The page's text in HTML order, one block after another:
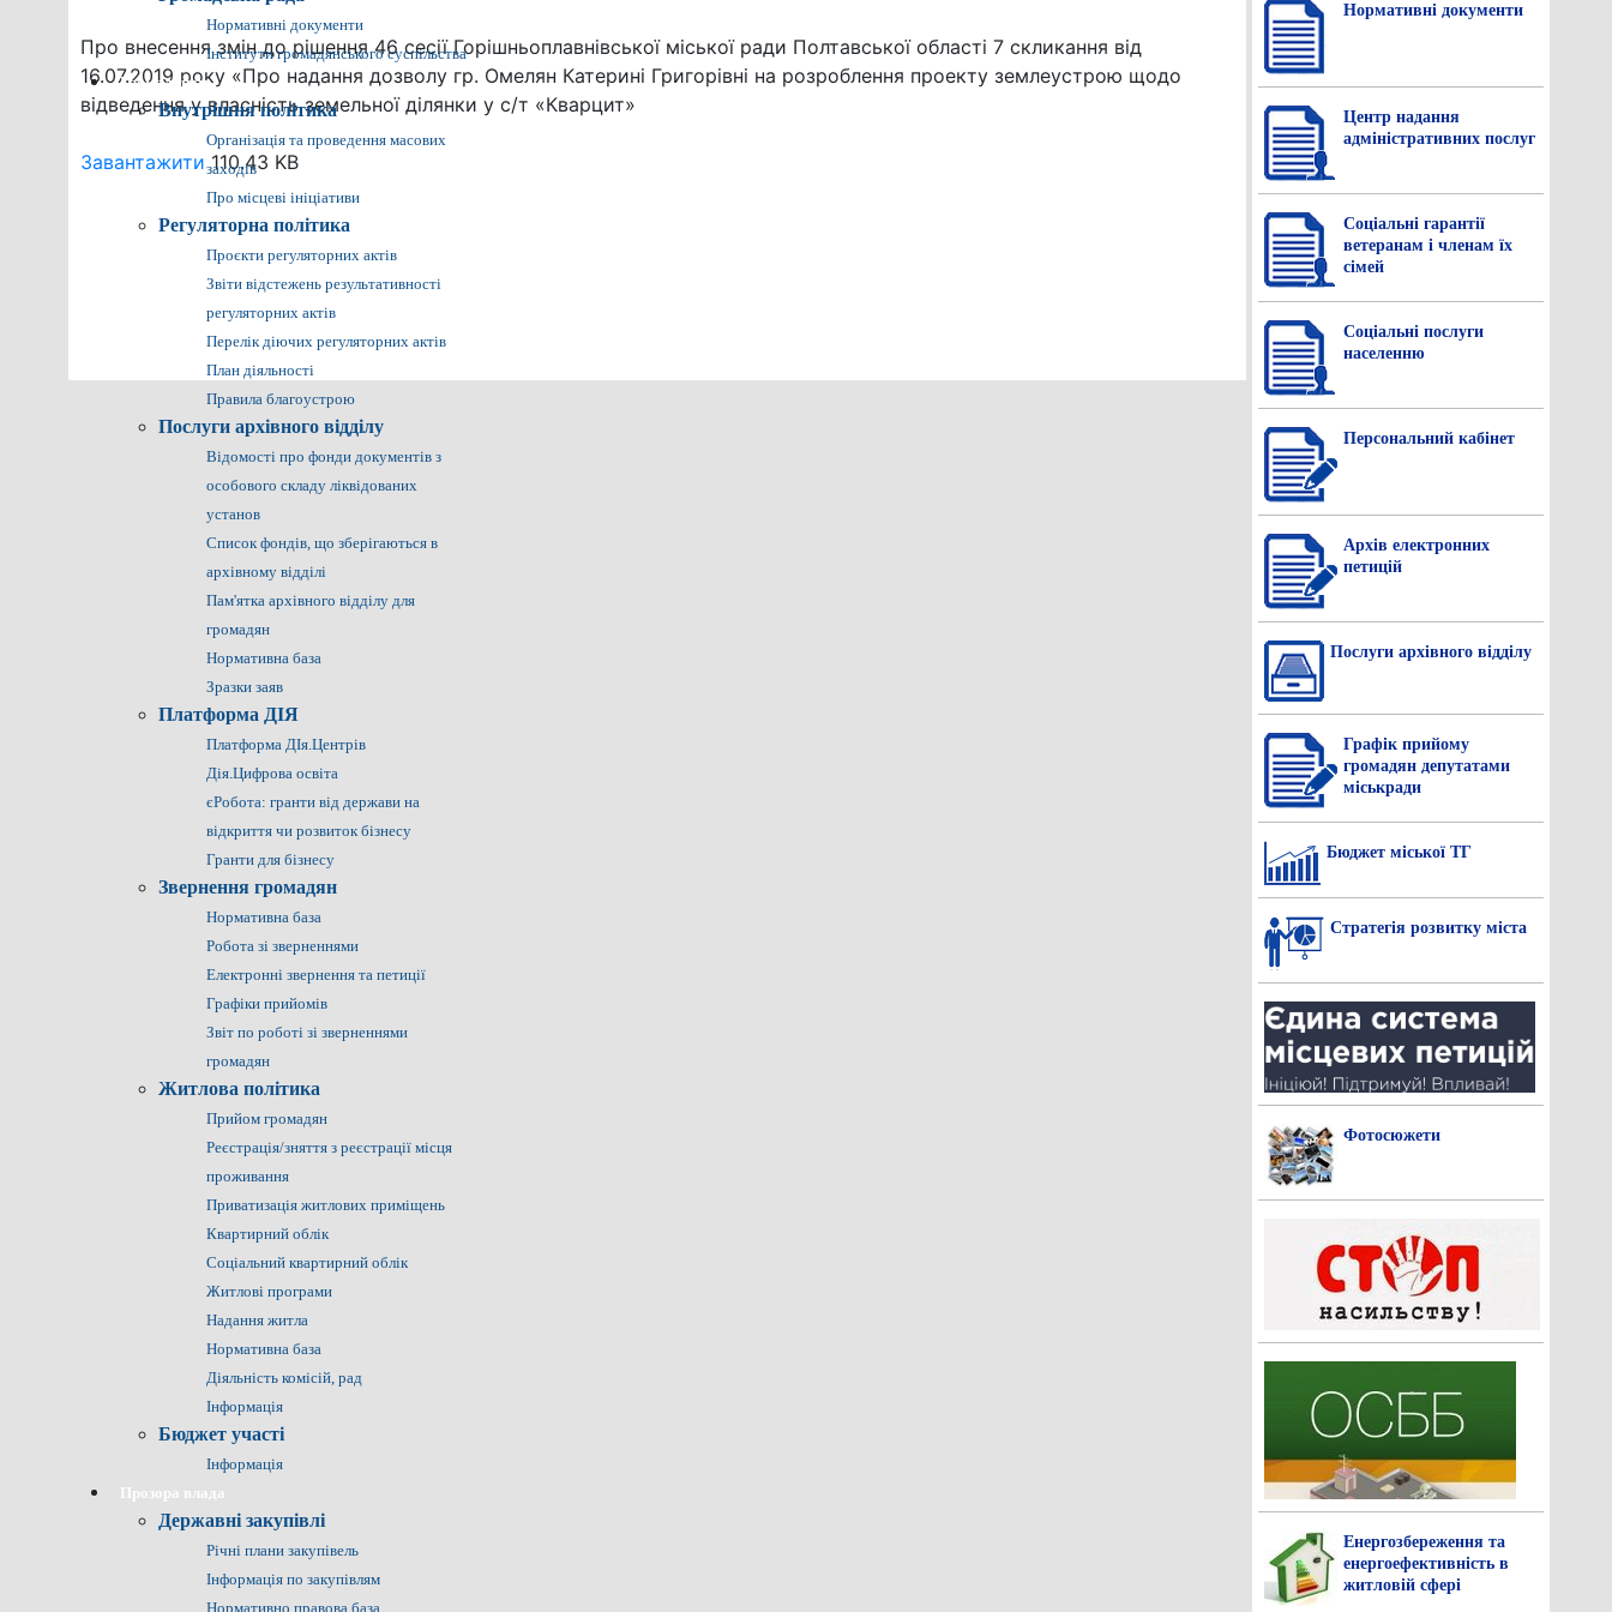
Нормативні документи
Інститути громадянського суспільства
Громадянам
Внутрішня політика
Організація та проведення масових
заходів
Про місцеві ініціативи
Регуляторна політика
Проєкти регуляторних актів
Звіти відстежень результативності
регуляторних актів
Перелік діючих регуляторних актів
План діяльності
Правила благоустрою
Послуги архівного відділу
Відомості про фонди документів з
особового складу ліквідованих
установ
Список фондів, що зберігаються в
архівному відділі
Пам'ятка архівного відділу для
громадян
Нормативна база
Зразки заяв
Платформа ДІЯ
Платформа ДІя.Центрів
Дія.Цифрова освіта
єРобота: гранти від держави на
відкриття чи розвиток бізнесу
Гранти для бізнесу
Звернення громадян
Нормативна база
Робота зі зверненнями
Електронні звернення та петиції
Графіки прийомів
Звіт по роботі зі зверненнями
громадян
Житлова політика
Прийом громадян
Реєстрація/зняття з реєстрації місця
проживання
Приватизація житлових приміщень
Квартирний облік
Соціальний квартирний облік
Житлові програми
Надання житла
Нормативна база
Діяльність комісій, рад
Інформація
Бюджет участі
Інформація
Прозора влада
Державні закупівлі
Річні плани закупівель
Інформація по закупівлям
Нормативно правова база
Про внесення змін до рішення 46 сесії Горішньоплавнівської міської ради Полтавської області 7 скликання від
16.07.2019 року «Про надання дозволу гр. Омелян Катерині Григорівні на розроблення проекту землеустрою щодо
відведення у власність земельної ділянки у с/т «Кварцит»
Завантажити110.43 KB
Нормативнi документи
Центр надання
адміністративних послуг
Соціальні гарантії
ветеранам і членам їх
сімей
Соціальні послуги
населенню
Персональний кабінет
Архів електронних
петицій
Послуги архівного відділу
Графік прийому
громадян депутатами
міськради
Бюджет міської ТГ
Стратегія розвитку міста
Фотосюжети
Енергозбереження та
енергоефективність в
житловій сфері